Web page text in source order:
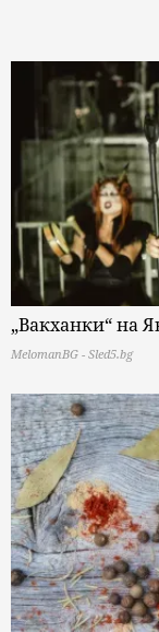
„Вакханки“ на
MelomanBG - Sled5.bg